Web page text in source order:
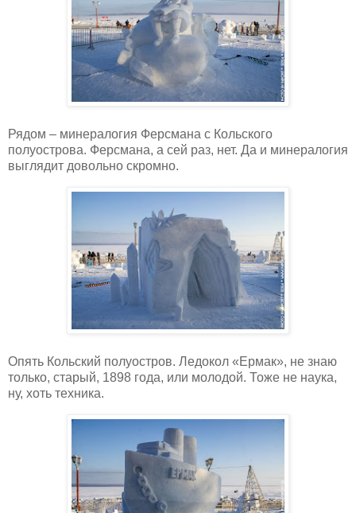
Рядом – минералогия Ферсмана с Кольского
полуострова. Ферсмана, а сей раз, нет. Да и минералогия
выглядит довольно скромно.
Опять Кольский полуостров. Ледокол «Ермак», не знаю
только, старый, 1898 года, или молодой. Тоже не наука,
ну, хоть техника.